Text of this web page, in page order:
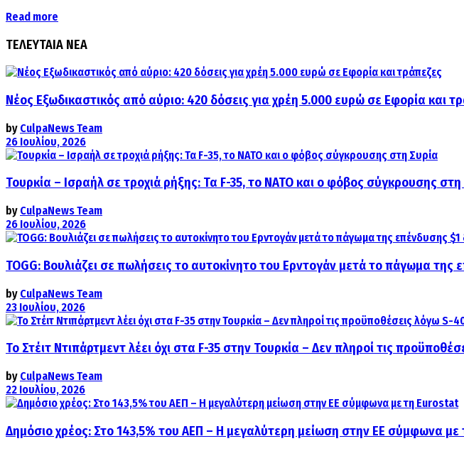
Read more
ΤΕΛΕΥΤΑΙΑ ΝΕΑ
Νέος Εξωδικαστικός από αύριο: 420 δόσεις για χρέη 5.000 ευρώ σε Εφορία και
by CulpaNews Team
26 Ιουλίου, 2026
Τουρκία – Ισραήλ σε τροχιά ρήξης: Τα F-35, το ΝΑΤΟ και ο φόβος σύγκρουσης στη
by CulpaNews Team
26 Ιουλίου, 2026
TOGG: Βουλιάζει σε πωλήσεις το αυτοκίνητο του Ερντογάν μετά το πάγωμα της
by CulpaNews Team
23 Ιουλίου, 2026
Το Στέιτ Ντιπάρτμεντ λέει όχι στα F-35 στην Τουρκία – Δεν πληροί τις
by CulpaNews Team
22 Ιουλίου, 2026
Δημόσιο χρέος: Στο 143,5% του ΑΕΠ – Η μεγαλύτερη μείωση στην ΕΕ σύμφωνα